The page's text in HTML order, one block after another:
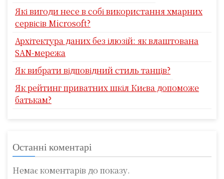
Які вигоди несе в собі використання хмарних
сервісів Microsoft?
Архітектура даних без ілюзій: як влаштована
SAN-мережа
Як вибрати відповідний стиль танців?
Як рейтинг приватних шкіл Києва допоможе
батькам?
Останні коментарі
Немає коментарів до показу.